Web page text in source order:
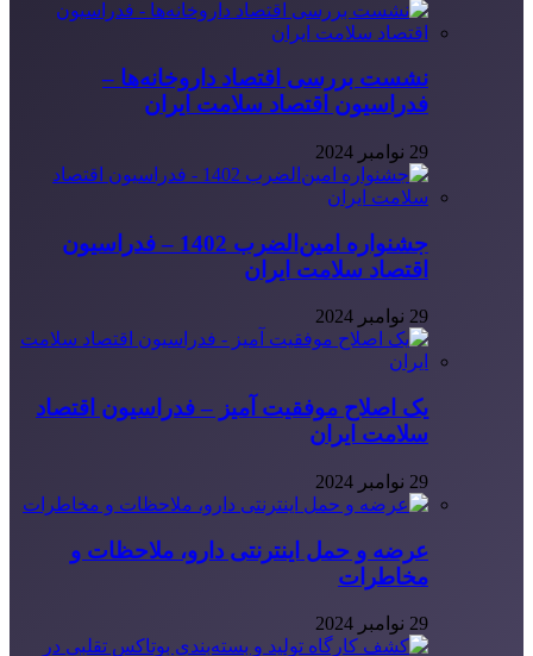
نشست بررسی اقتصاد داروخانه‌ها –
فدراسیون اقتصاد سلامت ایران
29 نوامبر 2024
جشنواره امین‌الضرب 1402 – فدراسیون
اقتصاد سلامت ایران
29 نوامبر 2024
یک اصلاح موفقیت آمیز – فدراسیون اقتصاد
سلامت ایران
29 نوامبر 2024
عرضه و حمل اینترنتی دارو، ملاحظات و
مخاطرات
29 نوامبر 2024